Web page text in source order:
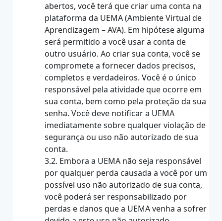
abertos, você terá que criar uma conta na
plataforma da UEMA (Ambiente Virtual de
Aprendizagem – AVA). Em hipótese alguma
será permitido a você usar a conta de
outro usuário. Ao criar sua conta, você se
compromete a fornecer dados precisos,
completos e verdadeiros. Você é o único
responsável pela atividade que ocorre em
sua conta, bem como pela proteção da sua
senha. Você deve notificar a UEMA
imediatamente sobre qualquer violação de
segurança ou uso não autorizado de sua
conta.
3.2. Embora a UEMA não seja responsável
por qualquer perda causada a você por um
possível uso não autorizado de sua conta,
você poderá ser responsabilizado por
perdas e danos que a UEMA venha a sofrer